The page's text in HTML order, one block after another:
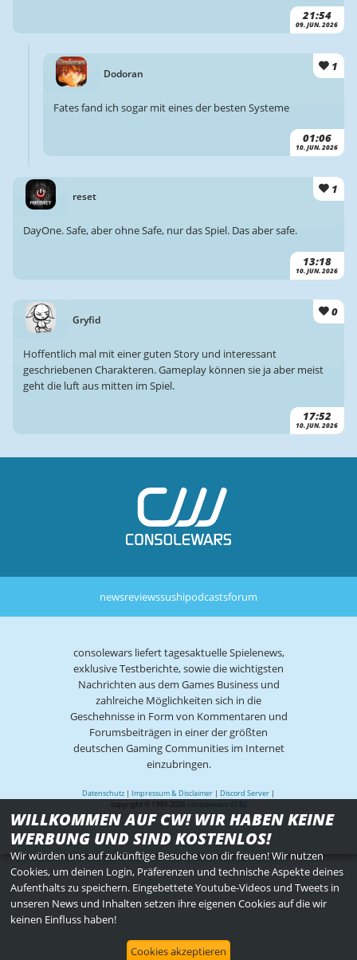
21:54
09. JUN. 2026
Dodoran
1
01:06
10. JUN. 2026
Fates fand ich sogar mit eines der besten Systeme
reset
1
13:18
10. JUN. 2026
DayOne. Safe, aber ohne Safe, nur das Spiel. Das aber safe.
Gryfid
0
17:52
10. JUN. 2026
Hoffentlich mal mit einer guten Story und interessant
geschriebenen Charakteren. Gameplay können sie ja aber meist
geht die luft aus mitten im Spiel.
newsreviewssushipodcastsforum
consolewars liefert tagesaktuelle Spielenews,
exklusive Testberichte, sowie die wichtigsten
Nachrichten aus dem Games Business und
zahlreiche Möglichkeiten sich in die
Geschehnisse in Form von Kommentaren und
Forumsbeiträgen in einer der größten
deutschen Gaming Communities im Internet
einzubringen.
Datenschutz | Impressum & Disclaimer | Discord Server |
copyright © 1999-2026 consolewars V2.82
WILLKOMMEN AUF CW! WIR HABEN KEINE
WERBUNG UND SIND KOSTENLOS!
Wir würden uns auf zukünftige Besuche von dir freuen! Wir nutzen
Cookies, um deinen Login, Präferenzen und technische Aspekte deines
Aufenthalts zu speichern. Eingebettete Youtube-Videos und Tweets in
unseren News und Inhalten setzen ihre eigenen Cookies auf die wir
keinen Einfluss haben!
Cookies akzeptieren